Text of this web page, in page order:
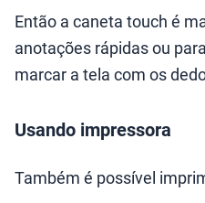
Então a caneta touch é
anotações rápidas ou
marcar a tela com os
Usando impressora
Também é possível